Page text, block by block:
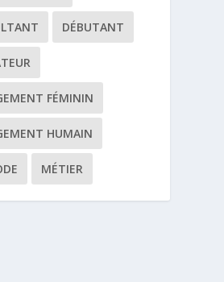
DÉBUTANT
FÉMININ
HUMAIN
MÉTIER